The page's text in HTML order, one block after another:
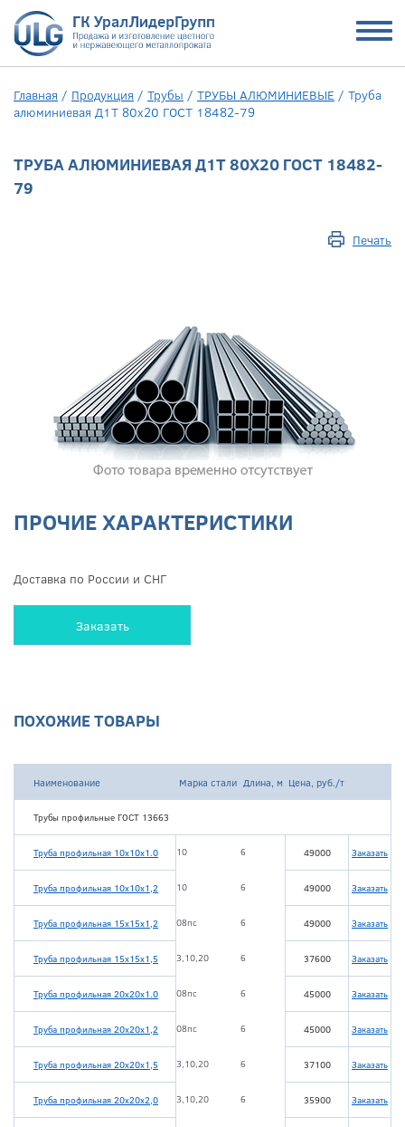
Главная / Продукция / Трубы / ТРУБЫ АЛЮМИНИЕВЫЕ / Труба
алюминиевая Д1Т 80х20 ГОСТ 18482-79
ТРУБА АЛЮМИНИЕВАЯ Д1Т 80Х20 ГОСТ 18482-
79
Печать
ПРОЧИЕ ХАРАКТЕРИСТИКИ
Доставка по России и СНГ
Заказать
ПОХОЖИЕ ТОВАРЫ
Наименование Марка стали Длина, м Цена, руб./т
Трубы профильные ГОСТ 13663
Труба профильная 10х10х1.0 10 6 49000 Заказать
Труба профильная 10х10х1,2 10 6 49000 Заказать
Труба профильная 15х15х1,2 08пс 6 49000 Заказать
Труба профильная 15х15х1,5 3,10,20 6 37600 Заказать
Труба профильная 20х20х1.0 08пс 6 45000 Заказать
Труба профильная 20х20х1,2 08пс 6 45000 Заказать
Труба профильная 20х20х1,5 3,10,20 6 37100 Заказать
Труба профильная 20х20х2,0 3,10,20 6 35900 Заказать